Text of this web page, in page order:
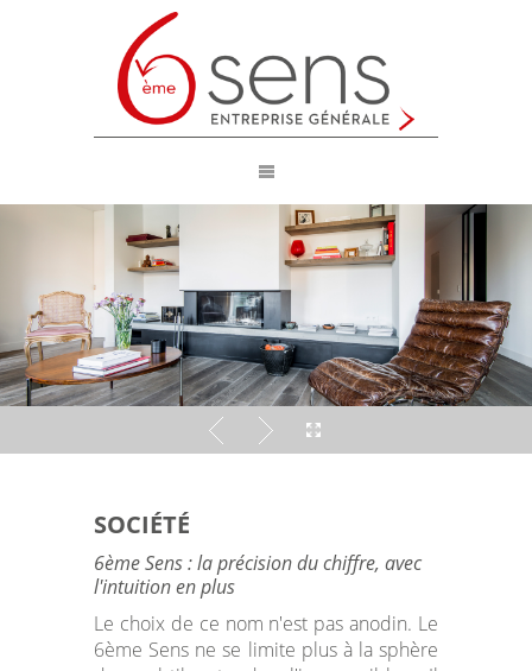
SOCIÉTÉ
6ème Sens : la précision du chiffre, avec
l'intuition en plus
Le choix de ce nom n'est pas anodin. Le
6ème Sens ne se limite plus à la sphère